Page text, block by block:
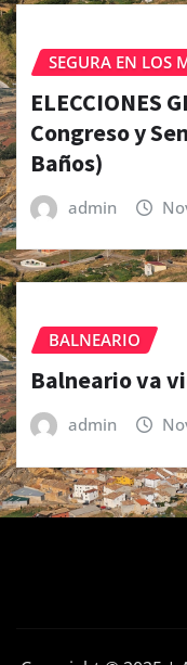
SEGURA EN LOS
ELECCIONES
Congreso y
Baños)
admin
BALNEARIO
Balneario va
admin